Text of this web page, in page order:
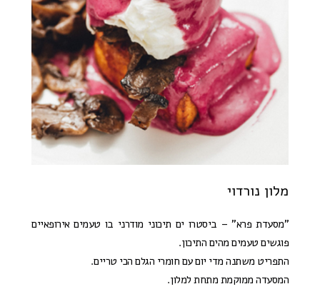
מלון נורדוי
"מסעדת פרא" – ביסטרו ים תיכוני מודרני בו טעמים אירופאיים
פוגשים טעמים מהים התיכון.
התפריט משתנה מדי יום עם חומרי הגלם הכי טריים.
המסעדה ממוקמת מתחת למלון.